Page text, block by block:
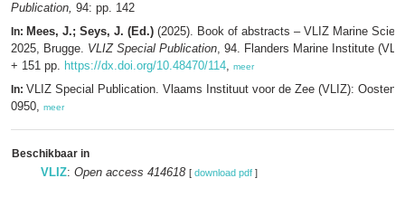
Publication, 94: pp. 142
In: Mees, J.; Seys, J. (Ed.) (2025). Book of abstracts – VLIZ Marine
2025, Brugge. VLIZ Special Publication, 94. Flanders Marine Institute
+ 151 pp. https://dx.doi.org/10.48470/114, meer
In: VLIZ Special Publication. Vlaams Instituut voor de Zee (VLIZ):
0950, meer
Beschikbaar in
VLIZ: Open access 414618 [ download pdf ]